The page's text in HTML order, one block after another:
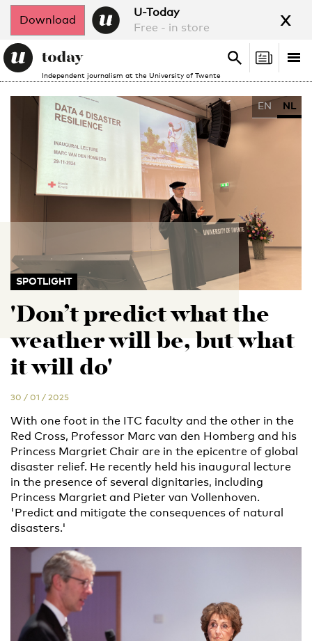
Download
U-Today
Free - in store
x
Independent journalism at the University of Twente
Search
Search
EN NL
SPOTLIGHT
'Don’t predict what the
weather will be, but what
it will do'
30 / 01 / 2025
With one foot in the ITC faculty and the other in the
Red Cross, Professor Marc van den Homberg and his
Princess Margriet Chair are in the epicentre of global
disaster relief. He recently held his inaugural lecture
in the presence of several dignitaries, including
Princess Margriet and Pieter van Vollenhoven.
'Predict and mitigate the consequences of natural
disasters.'